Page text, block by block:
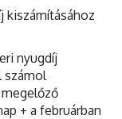
kiszámításához
nyugdíj
számol
+ a februárban